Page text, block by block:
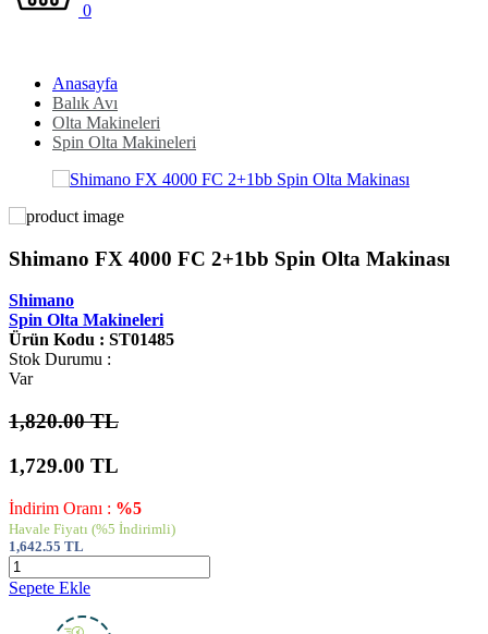
0
Anasayfa
Balık Avı
Olta Makineleri
Spin Olta Makineleri
Shimano FX 4000 FC 2+1bb Spin Olta Makinası
Shimano
Spin Olta Makineleri
Ürün Kodu : ST01485
Stok Durumu :
Var
1,820.00 TL
1,729.00 TL
İndirim Oranı : %5
Havale Fiyatı (%5 İndirimli)
1,642.55 TL
Sepete Ekle